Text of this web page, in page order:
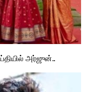
அர்ஜுன்..